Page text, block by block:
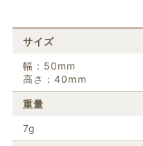
サイズ
幅：50mm
高さ：40mm
重量
7g